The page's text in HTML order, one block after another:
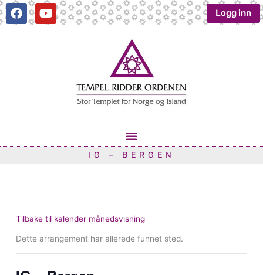
Hopp
rett
F
a
Y
o
Logg inn
IG – BERGEN
Tilbake til kalender månedsvisning
Dette arrangement har allerede funnet sted.